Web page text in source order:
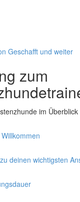
Geschafft und weiter
zum
im Überblick
deinen wichtigsten